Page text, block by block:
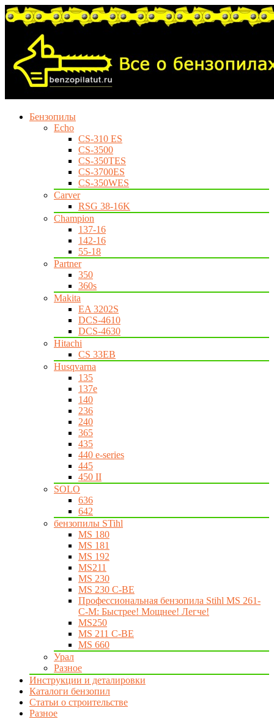
Бензопилы
Echo
CS-310 ES
CS-3500
CS-350TES
CS-3700ES
CS-350WES
Carver
RSG 38-16K
Champion
137-16
142-16
55-18
Partner
350
360s
Makita
EA 3202S
DCS-4610
DCS-4630
Hitachi
CS 33EB
Husqvarna
135
137e
140
236
240
365
435
440 e-series
445
450 II
SOLO
636
642
бензопилы STihl
MS 180
MS 181
MS 192
MS211
MS 230
MS 230 C-BE
Профессиональная бензопила Stihl MS 261-
C-M: Быстрее! Мощнее! Легче!
MS250
MS 211 C-BE
MS 660
Урал
Разное
Инструкции и деталировки
Каталоги бензопил
Статьи о строительстве
Разное